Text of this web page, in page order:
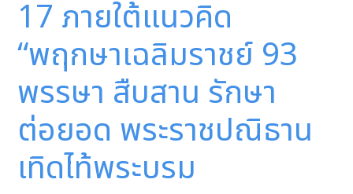
17 ภายใต้แนวคิด
“พฤกษาเฉลิมราชย์ 93
พรรษา สืบสาน รักษา
ต่อยอด พระราชปณิธาน
เทิดไท้พระบรม